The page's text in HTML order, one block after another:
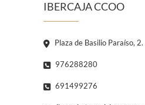
IBERCAJA CCOO
Plaza de Basilio Paraíso, 2.
976288280
691499276